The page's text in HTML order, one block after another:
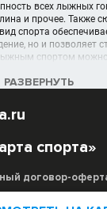
всех лыжных
и прочее. Также
спорта
но и позволяет
спортом
спортивных
вы можете
лыжную
лучших мест
РАЗВЕРНУТЬ
спорта»
договор-